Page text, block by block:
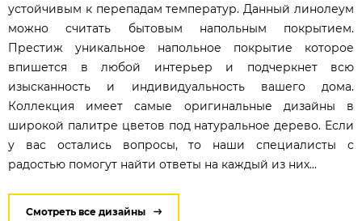
устойчивым к перепадам температур. Данный линолеум
можно считать бытовым напольным покрытием.
Престиж уникальное напольное покрытие которое
впишется в любой интерьер и подчеркнет всю
изысканность и индивидуальность вашего дома.
Коллекция имеет самые оригинальные дизайны в
широкой палитре цветов под натуральное дерево. Если
у вас остались вопросы, то наши специалисты с
радостью помогут найти ответы на каждый из них...
Смотреть все дизайны